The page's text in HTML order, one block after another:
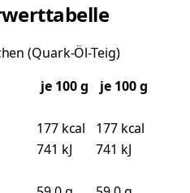
(Quark-Öl-Teig)
je 100g
je 100 g
177 kcal
177 kcal
741 kJ
741 kJ